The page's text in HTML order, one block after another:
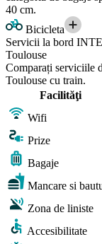
40 cm.
Bicicleta
Servicii la bord
Toulouse
Comparați serviciile
Toulouse cu train.
Facilităţi
Wifi
Prize
Bagaje
Mancare si
Zona de liniste
Accesibilitate